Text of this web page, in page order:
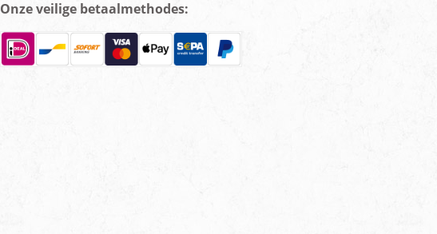
Onze veilige betaalmethodes: